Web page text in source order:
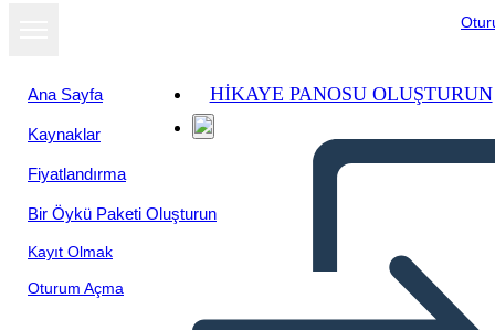
Ana Sayfa
Kaynaklar
Fiyatlandırma
Bir Öykü Paketi Oluşturun
Kayıt Olmak
Oturum Açma
HIKAYE PANOSU OLUŞTURUN